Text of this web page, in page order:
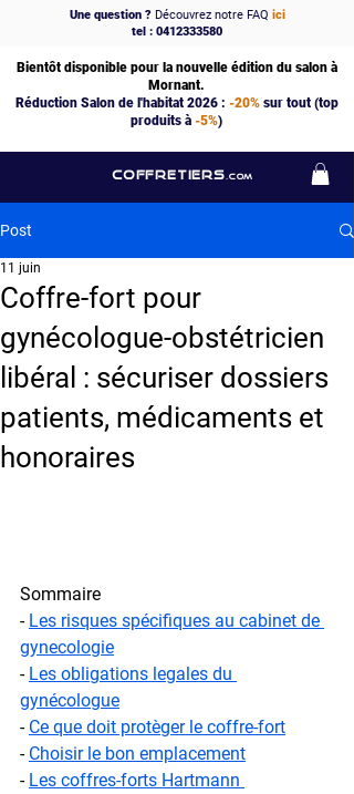
COFFRETIERS .COM
Une question ?Découvrez notre FAQ ici
tel : 0412333580
Bientôt disponible pour la nouvelle édition du salon à
Mornant.
Réduction Salon de l'habitat 2026 : -20%sur tout (top
produits à -5%)
Post
Coffre-fort pour
gynécologue-obstétricien
libéral : sécuriser dossiers
patients, médicaments et
honoraires
11 juin
Sommaire
- Les risques spécifiques au cabinet de
gynecologie
- Les obligations legales du
gynécologue
- Ce que doit protèger le coffre-fort
- Choisir le bon emplacement
- Les coffres-forts Hartmann